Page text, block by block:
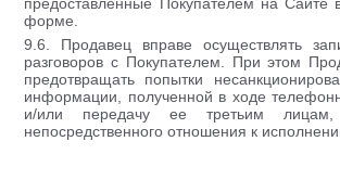
форме.
9.6. Продавец вправе осуществлять
разговоров с Покупателем. При этом
предотвращать попытки
информации, полученной в ходе
и/или передачу ее третьим
непосредственного отношения к